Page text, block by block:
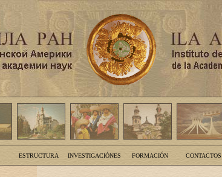
ESTRUCTURA INVESTIGACIÓNES FORMACIÓN CONTACTOS